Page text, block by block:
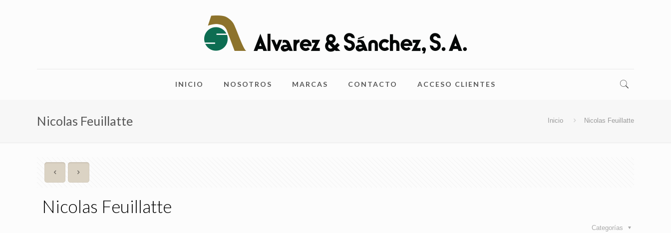
INICIO NOSOTROS MARCAS CONTACTO ACCESO CLIENTES
Nicolas Feuillatte Inicio Nicolas Feuillatte
Nicolas Feuillatte
Categorías